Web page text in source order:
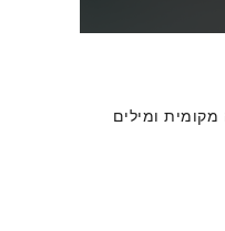
ומילים